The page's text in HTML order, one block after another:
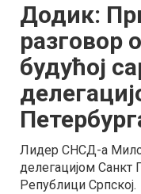
Додик:
разговор
будућој
Лидер СНСД-а
делегацијом Санкт
Републици Српској.